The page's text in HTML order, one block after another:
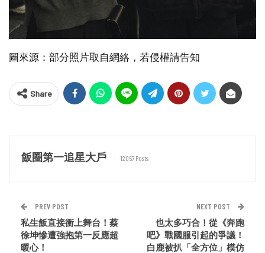
圖來源：部分照片取自網絡，若侵權請告知
Share
飯圈第一追星大戶 12057 Posts
PREV POST
私生飯直接衝上舞台！蔡
徐坤慘遭強抱第一反應超
暖心！
NEXT POST
也太多巧合！從《奔跑
吧》戰國服引起的爭議！
白鹿被扒「全方位」模仿